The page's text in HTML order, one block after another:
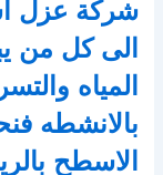
شركة عزل
الى كل من
المياه
بالانشطه
الاسطح